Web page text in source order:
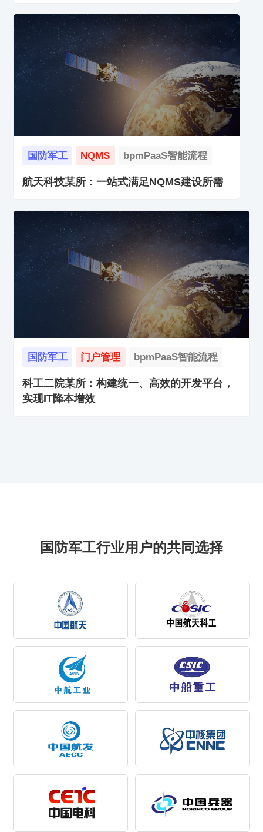
国防军工 NQMS bpmPaaS智能流程
航天科技某所：一站式满足NQMS建设所需
国防军工 门户管理 bpmPaaS智能流程
科工二院某所：构建统一、高效的开发平台，
实现IT降本增效
国防军工行业用户的共同选择